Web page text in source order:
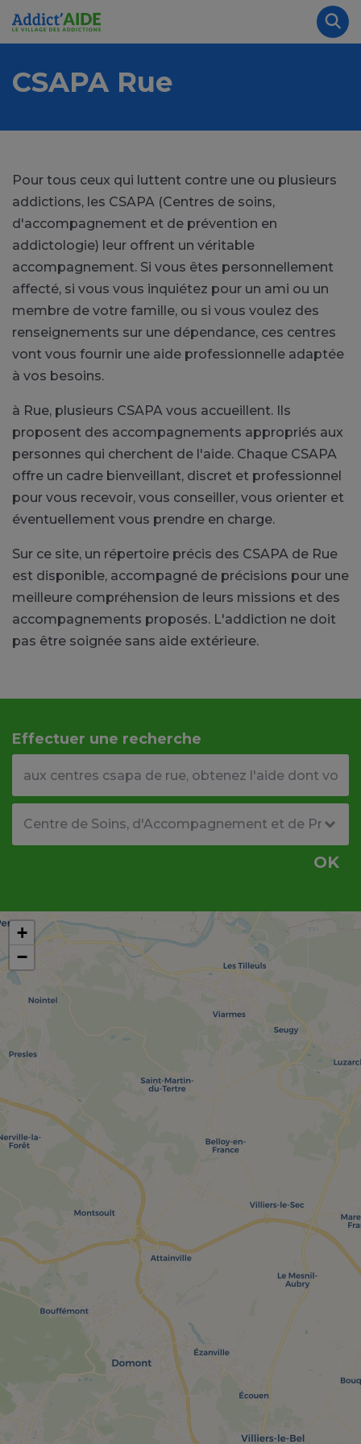
Aller au contenu principal
CSAPA Rue
Pour tous ceux qui luttent contre une ou plusieurs
addictions, les CSAPA (Centres de soins,
d'accompagnement et de prévention en
addictologie) leur offrent un véritable
accompagnement. Si vous êtes personnellement
affecté, si vous vous inquiétez pour un ami ou un
membre de votre famille, ou si vous voulez des
renseignements sur une dépendance, ces centres
vont vous fournir une aide professionnelle adaptée
à vos besoins.
à Rue, plusieurs CSAPA vous accueillent. Ils
proposent des accompagnements appropriés aux
personnes qui cherchent de l'aide. Chaque CSAPA
offre un cadre bienveillant, discret et professionnel
pour vous recevoir, vous conseiller, vous orienter et
éventuellement vous prendre en charge.
Sur ce site, un répertoire précis des CSAPA de Rue
est disponible, accompagné de précisions pour une
meilleure compréhension de leurs missions et des
accompagnements proposés. L'addiction ne doit
pas être soignée sans aide extérieure.
Effectuer une recherche
OK
+
−
Panneau de gestion des cookies